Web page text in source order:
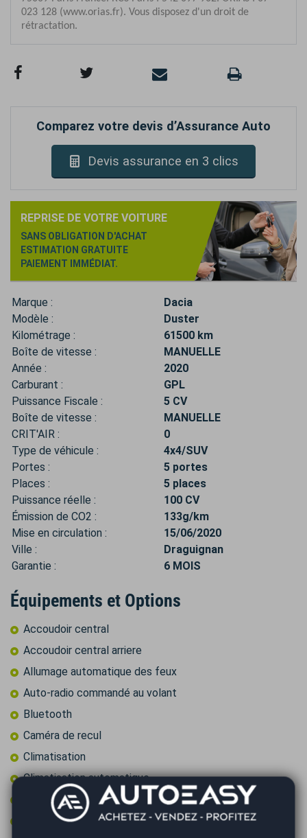
Comparez votre devis d’Assurance Auto
Devis assurance en 3 clics
REPRISE DE VOTRE VOITURE
SANS OBLIGATION D'ACHAT
ESTIMATION GRATUITE
PAIEMENT IMMÉDIAT.
Marque :
Dacia
Modèle :
Duster
Kilométrage :
61500 km
Boîte de vitesse :
MANUELLE
Année :
2020
Carburant :
GPL
Puissance Fiscale :
5 CV
Boîte de vitesse :
MANUELLE
CRIT'AIR :
0
Type de véhicule :
4x4/SUV
Portes :
5 portes
Places :
5 places
Puissance réelle :
100 CV
Émission de CO2 :
133g/km
Mise en circulation :
15/06/2020
Ville :
Draguignan
Garantie :
6 MOIS
Équipements et Options
Accoudoir central
Accoudoir central arriere
Allumage automatique des feux
Auto-radio commandé au volant
Bluetooth
Caméra de recul
Climatisation
Climatisation automatique
Commandes vocales
Contrôle pression des pneus